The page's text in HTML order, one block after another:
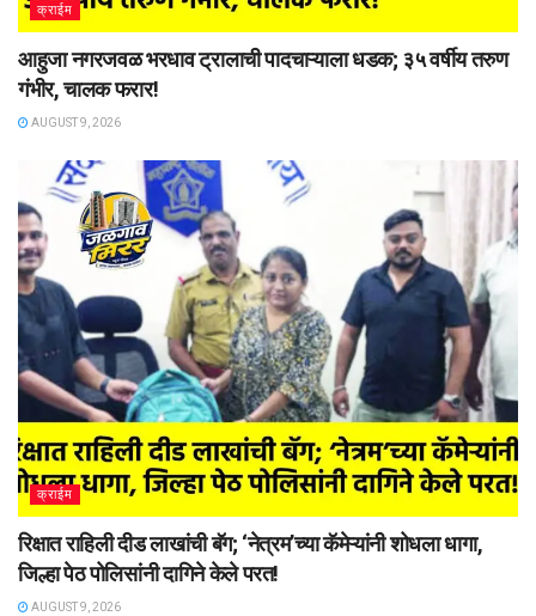
क्राईम
आहुजा नगरजवळ भरधाव ट्रालाची पादचाऱ्याला धडक; ३५ वर्षीय तरुण
गंभीर, चालक फरार!
AUGUST 9, 2026
क्राईम
रिक्षात राहिली दीड लाखांची बॅग; ‘नेत्रम’च्या कॅमेऱ्यांनी शोधला धागा,
जिल्हा पेठ पोलिसांनी दागिने केले परत!
AUGUST 9, 2026